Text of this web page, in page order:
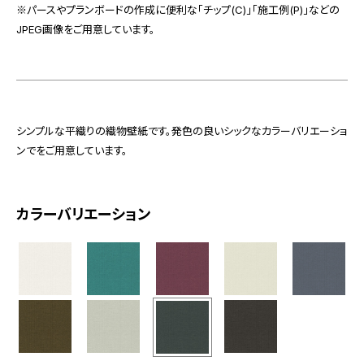
オフィスソリューション事業
ファシリティソリューション事業
会社情報
お知らせプライバシーポリシー
※パースやプランボードの作成に便利な「チップ(C)」「施工例(P)」などの
JPEG画像をご用意しています。
シンプルな平織りの織物壁紙です。発色の良いシックなカラーバリエーショ
ンでをご用意しています。
カラーバリエーション